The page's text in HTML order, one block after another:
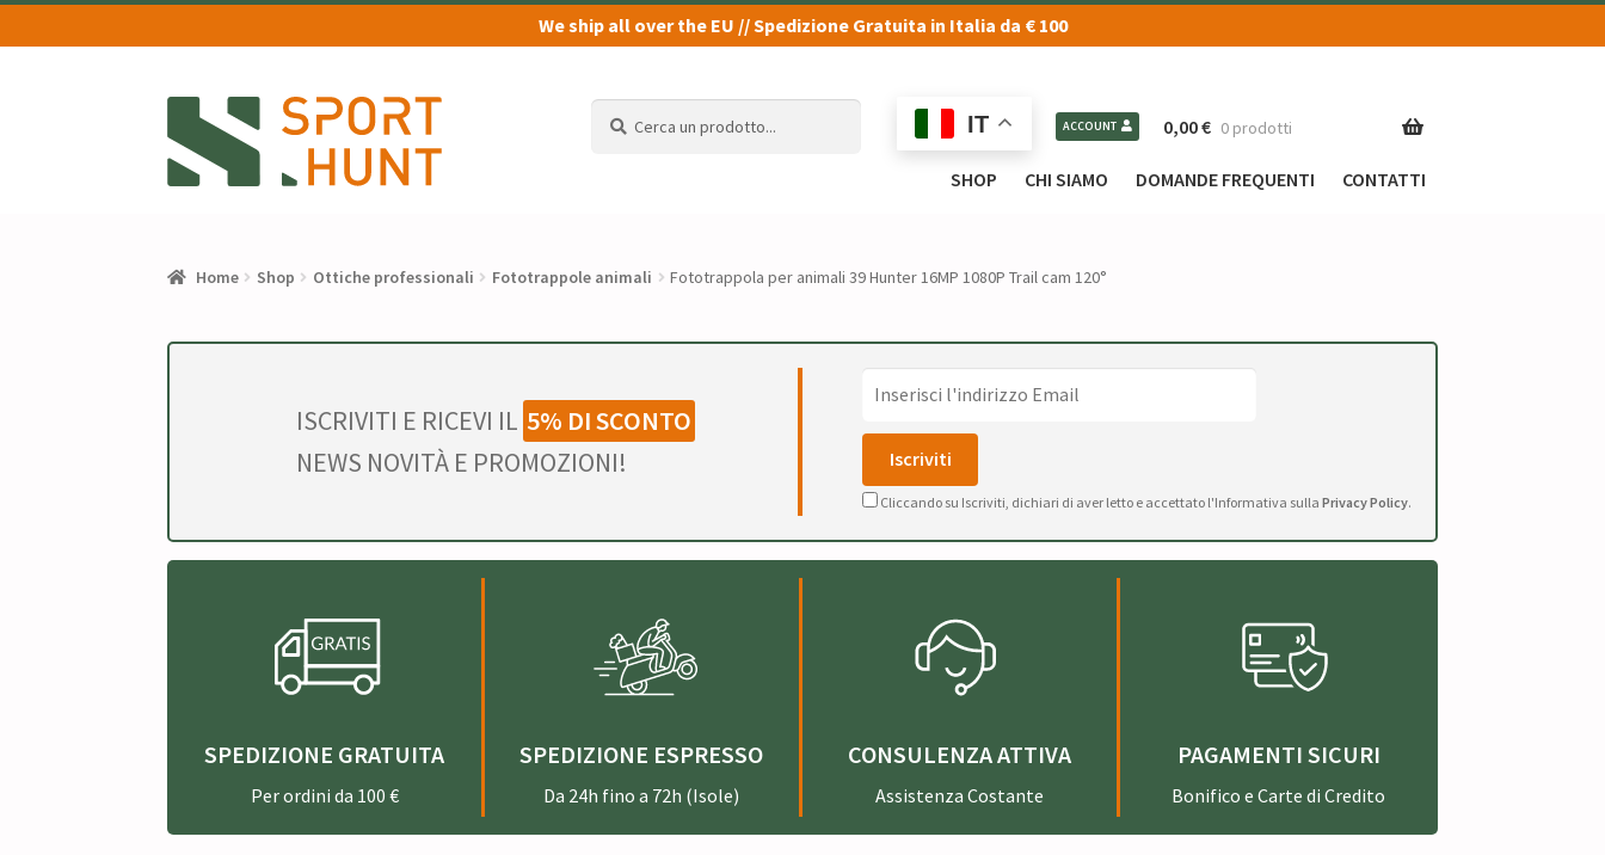
We ship all over the EU // Spedizione Gratuita in Italia da € 100
alla
navigazione
al
contenuto
IT ACCOUNT 0,00€ 0 prodotti
SHOP CHI SIAMO DOMANDE FREQUENTI CONTATTI
Home Shop Ottiche professionali Fototrappole animali Fototrappola per animali 39 Hunter 16MP 1080P Trail cam 120°
ISCRIVITI E RICEVI IL 5% DI SCONTO
NEWS NOVITÀ E PROMOZIONI!
Cliccando su Iscriviti, dichiari di aver letto e accettato l'Informativa sulla Privacy Policy.
SPEDIZIONE GRATUITA
Per ordini da 100 €
SPEDIZIONE ESPRESSO
Da 24h fino a 72h (Isole)
CONSULENZA ATTIVA
Assistenza Costante
PAGAMENTI SICURI
Bonifico e Carte di Credito